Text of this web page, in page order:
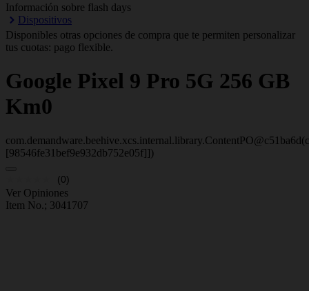
Información sobre flash days
Dispositivos
Disponibles otras opciones de compra que te permiten personalizar
tus cuotas: pago flexible.
Google Pixel 9 Pro 5G 256 GB
Km0
[98546fe31bef9e932db752e05f]])
(0)
Ver Opiniones
Item No.; 3041707